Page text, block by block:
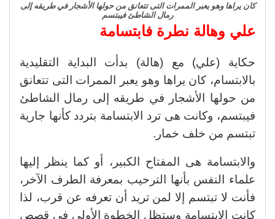
كان يراها وهو يعبر الممرات التى تتعانق من حولها الأشجار في طريقه إلى
رمال الشاطئ فيبتسم
علي وهالة نطرة فابتسامة
حكاية (علي) مع (هالة) بدأت البداية التقليدية
بالابتسام، كان يراها وهو يعبر الممرات التى تتعانق
من حولها الأشجار في طريقه إلى رمال الشاطئ
فيبتسم، وكانت هى ترد الابتسامة بتردد كأنها جارية
تبتسم من خلف خمار.
والابتسامة هى المفتاح الكبير، أو كما ينظر إليها
علماء النفس بأنها الترحيب بمعرفة الطرف الآخر،
فأنت لا تبتسم إلا لمن تريد أن تعرفه عن قرب، لذا
كانت الابتسامة وستظل الخطوة الأولى في قصص